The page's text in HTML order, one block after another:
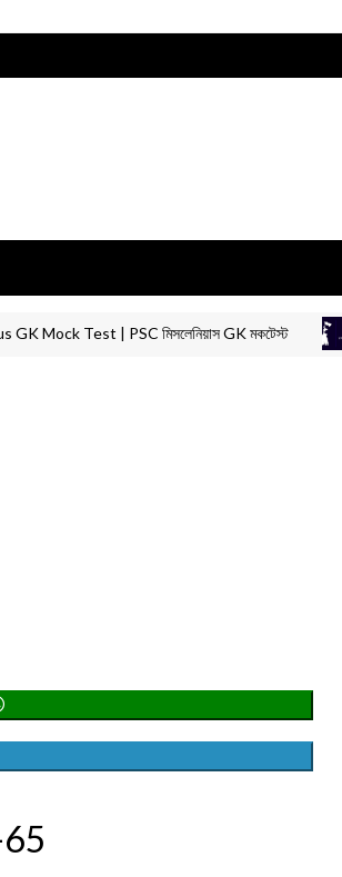
Test | PSC মিসলেনিয়াস GK মকটেস্ট